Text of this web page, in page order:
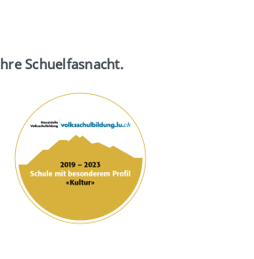
Schuelfasnacht.